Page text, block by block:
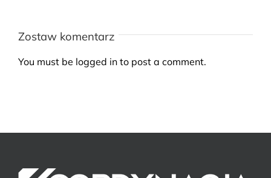
Zostaw komentarz
You must be logged in to post a comment.